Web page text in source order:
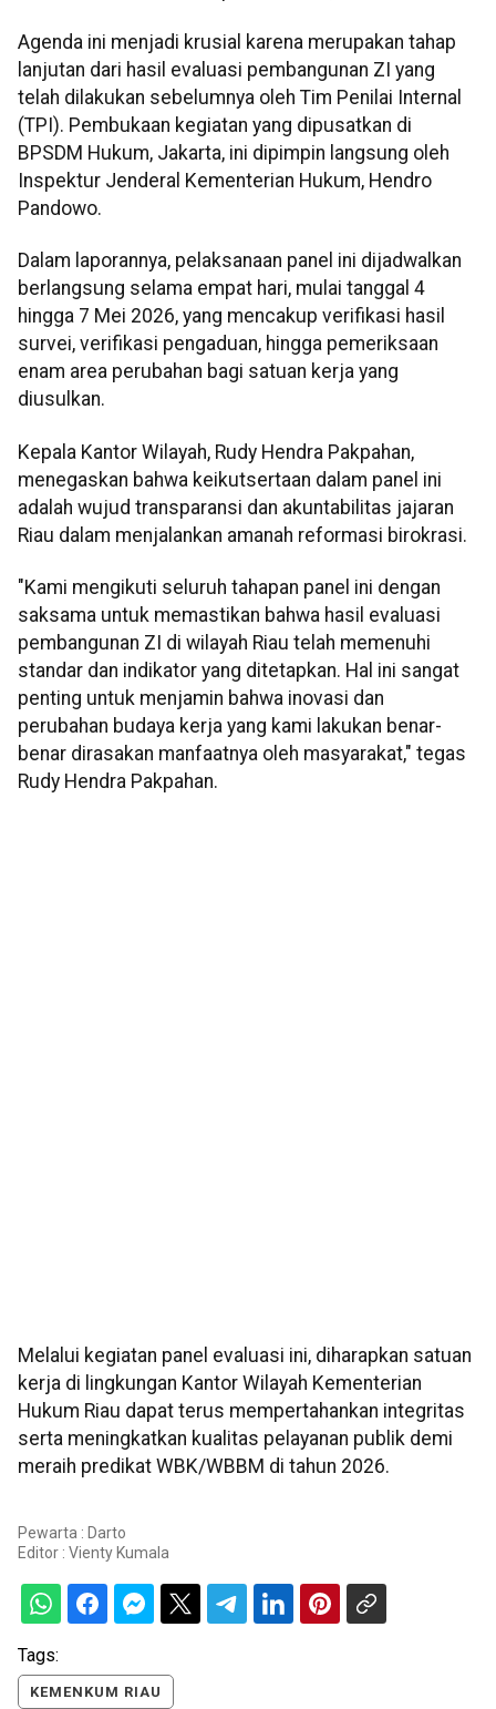
Agenda ini menjadi krusial karena merupakan tahap
lanjutan dari hasil evaluasi pembangunan ZI yang
telah dilakukan sebelumnya oleh Tim Penilai Internal
(TPI). Pembukaan kegiatan yang dipusatkan di
BPSDM Hukum, Jakarta, ini dipimpin langsung oleh
Inspektur Jenderal Kementerian Hukum, Hendro
Pandowo.
Dalam laporannya, pelaksanaan panel ini dijadwalkan
berlangsung selama empat hari, mulai tanggal 4
hingga 7 Mei 2026, yang mencakup verifikasi hasil
survei, verifikasi pengaduan, hingga pemeriksaan
enam area perubahan bagi satuan kerja yang
diusulkan.
Kepala Kantor Wilayah, Rudy Hendra Pakpahan,
menegaskan bahwa keikutsertaan dalam panel ini
adalah wujud transparansi dan akuntabilitas jajaran
Riau dalam menjalankan amanah reformasi birokrasi.
"Kami mengikuti seluruh tahapan panel ini dengan
saksama untuk memastikan bahwa hasil evaluasi
pembangunan ZI di wilayah Riau telah memenuhi
standar dan indikator yang ditetapkan. Hal ini sangat
penting untuk menjamin bahwa inovasi dan
perubahan budaya kerja yang kami lakukan benar-
benar dirasakan manfaatnya oleh masyarakat," tegas
Rudy Hendra Pakpahan.
Melalui kegiatan panel evaluasi ini, diharapkan satuan
kerja di lingkungan Kantor Wilayah Kementerian
Hukum Riau dapat terus mempertahankan integritas
serta meningkatkan kualitas pelayanan publik demi
meraih predikat WBK/WBBM di tahun 2026.
Pewarta : Darto
Editor : Vienty Kumala
Tags:
KEMENKUM RIAU